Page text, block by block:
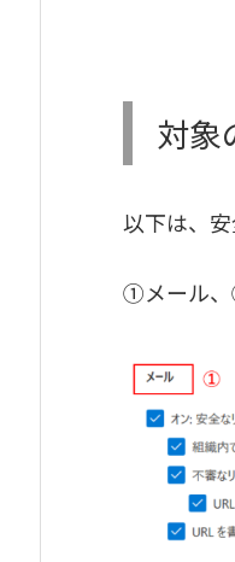
対象
以下は、
①メール